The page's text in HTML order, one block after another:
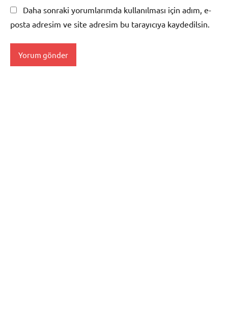
Daha sonraki yorumlarımda kullanılması için adım, e-
posta adresim ve site adresim bu tarayıcıya kaydedilsin.